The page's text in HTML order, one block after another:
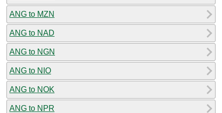
ANG to MZN
ANG to NAD
ANG to NGN
ANG to NIO
ANG to NOK
ANG to NPR